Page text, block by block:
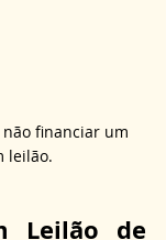
não financiar um
leilão.
Leilão de